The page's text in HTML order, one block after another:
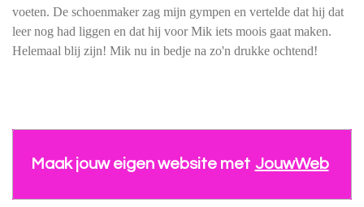
voeten. De schoenmaker zag mijn gympen en vertelde dat hij dat
leer nog had liggen en dat hij voor Mik iets moois gaat maken.
Helemaal blij zijn! Mik nu in bedje na zo'n drukke ochtend!
Maak jouw eigen website met JouwWeb